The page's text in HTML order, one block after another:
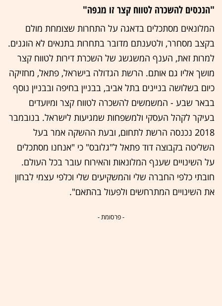
"הנכסים להשכרה לטווח קצר זו מגפה"
המלונאים מסתכלים בדאגה על התחרות שצומחת מולם
בקצב מסחרר, ולטענתם מדובר בתחרות בתנאים לא הוגנים.
למרות זאת, הענף המשגשג של השכרת דירות לטווח קצר
מושך אליו גם אותם. הרשת הגדולה בישראל, פתאל, מחזיקה
כיום בשלושה בניינים בתל אביב, בבניין בחיפה ובבניין נוסף
בבאר שבע - המשמשים להשכרה לטווח קצר ומיועדים
בעיקר לקהל העסקי ולמשפחות שמגיעות לישראל. בנובמבר
2018 נכנסה הרשת לתחום, ובעת ההשקה אמר בעל
השליטה בקבוצה דוד פתאל ל"גלובס" כי "אנחנו מסתכלים
על השינויים שענף המלונאות והאירוח עובר בכל העולם.
חובתי כלפי החברה שלי והמשקיעים שלי וכלפי עצמי לבחון
את השינויים המתרחשים ולפעול בהתאם".
- פרסומת -